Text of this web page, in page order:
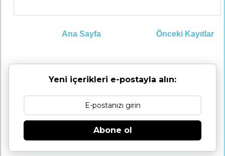
Önceki Kayıtlar
Ana Sayfa
Yeni içerikleri e-postayla alın:
Abone ol